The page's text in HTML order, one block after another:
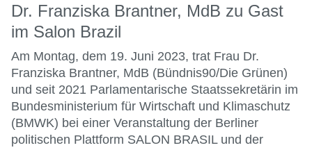
Dr. Franziska Brantner, MdB zu Gast
im Salon Brazil
Am Montag, dem 19. Juni 2023, trat Frau Dr.
Franziska Brantner, MdB (Bündnis90/Die Grünen)
und seit 2021 Parlamentarische Staatssekretärin im
Bundesministerium für Wirtschaft und Klimaschutz
(BMWK) bei einer Veranstaltung der Berliner
politischen Plattform SALON BRASIL und der